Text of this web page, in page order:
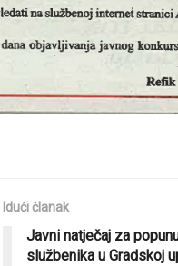
Idući članak
Javni natječaj za
službenika u Gradskoj